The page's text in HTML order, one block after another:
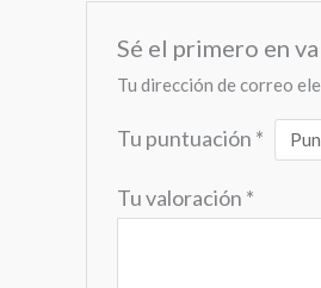
Sé el primero en
Tu dirección de correo
Tu puntuación *
Tu valoración *